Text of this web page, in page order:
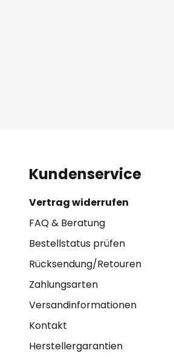
- sowie
Die
betrieben
Kundenservice
Vertrag widerrufen
FAQ & Beratung
Bestellstatus prüfen
Rücksendung/Retouren
Zahlungsarten
Versandinformationen
Kontakt
Herstellergarantien